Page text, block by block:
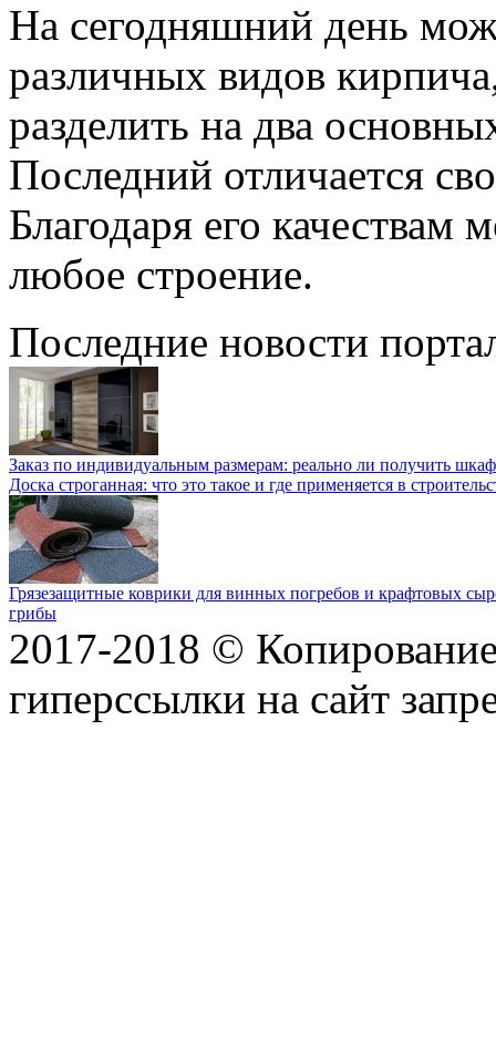
На сегодняшний день
различных видов
разделить на два
Последний отличается
Благодаря его качествам
любое строение.
Последние новости
Заказ по индивидуальным размерам: реально ли получить
Доска строганная: что это такое и где применяется в
Грязезащитные коврики для винных погребов и крафтовых
грибы
2017-2018 ©
гиперссылки на сайт